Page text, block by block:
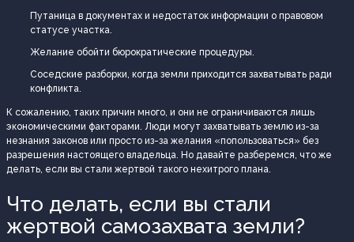
Путаница в документах и недостаток информации о правовом
статусе участка.
Желание обойти бюрократические процедуры.
Соседские разборки, когда земли приходится захватывать ради
конфликта.
К сожалению, таких причин много, и они не ограничиваются лишь
экономическими факторами. Люди могут захватывать землю из-за
незнания законов или просто из-за желания «попользоваться» без
разрешения настоящего владельца. Но давайте разберемся, что же
делать, если вы стали жертвой такого нехитрого плана.
Что делать, если вы стали
жертвой самозахвата земли?